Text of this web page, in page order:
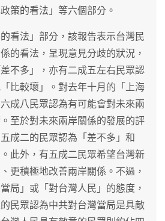
策的看法」等六個部分。
看法」部分，該報告表示台灣民
的看法，呈現意見分歧的狀況，
不多」，亦有二成五左右民眾認
比較壞」。對去年十月的「上海
成八民眾認為有可能會對未來兩
至於對未來兩岸關係的發展的評
成二的民眾認為「差不多」和
。此外，有五成二民眾希望台灣新
更積極地改善兩岸關係。不過，
局」或「對台灣人民」的態度，
民眾認為中共對台灣當局是具敵